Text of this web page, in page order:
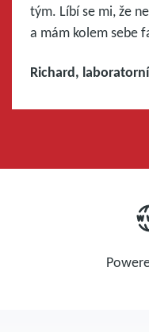
tým. Líbí se mi, že
a mám kolem sebe
Richard,